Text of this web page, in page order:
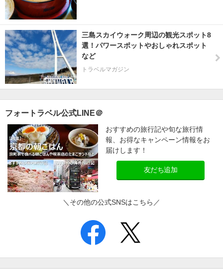
三島スカイウォーク周辺の観光スポット8
選！パワースポットやおしゃれスポット
など
トラベルマガジン
フォートラベル公式LINE＠
おすすめの旅行記や旬な旅行情
報、お得なキャンペーン情報をお
届けします！
友だち追加
＼その他の公式SNSはこちら／